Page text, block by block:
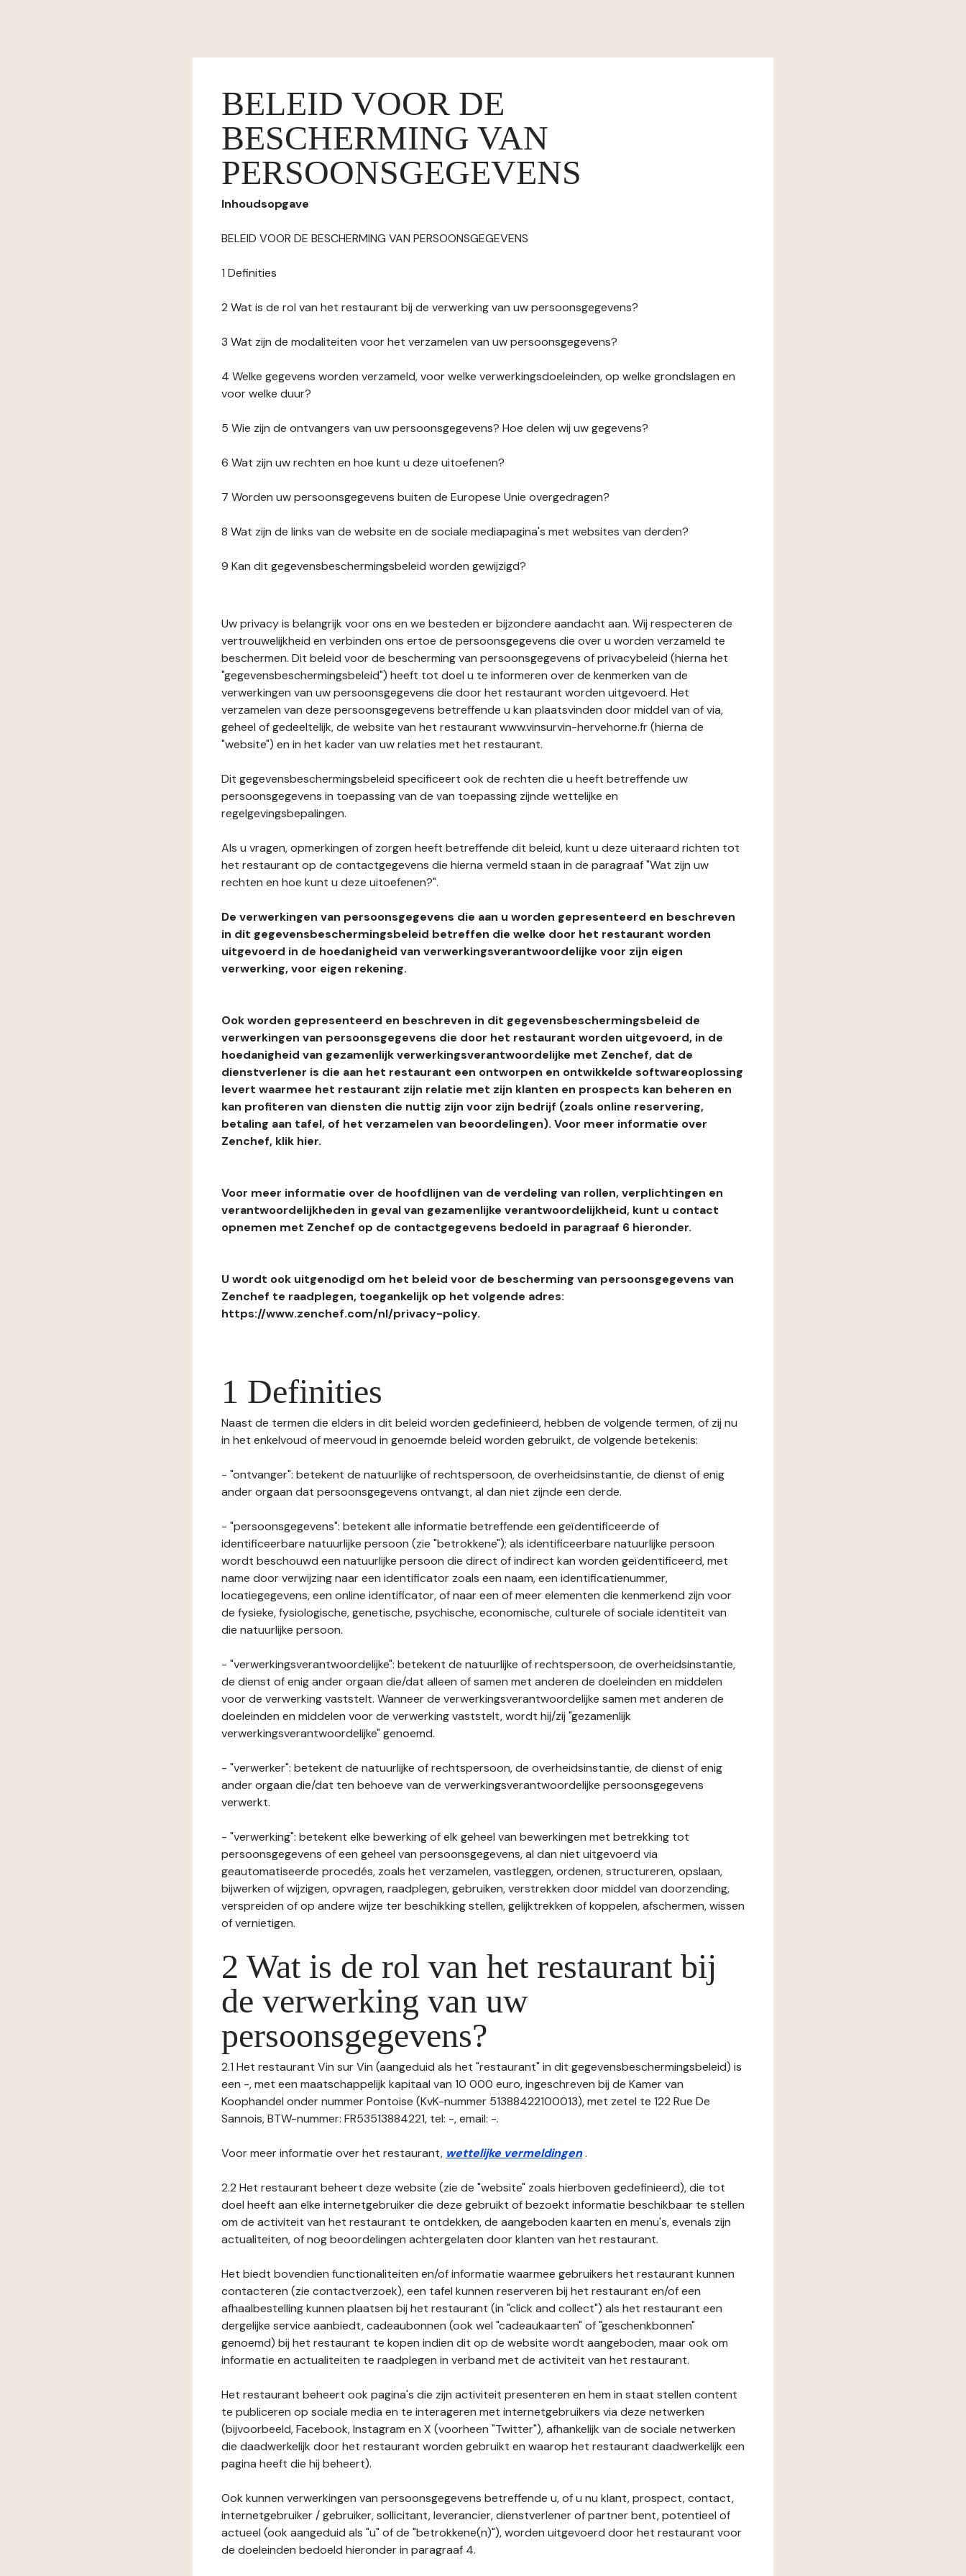
BELEID VOOR DE
BESCHERMING VAN
PERSOONSGEGEVENS
Inhoudsopgave
BELEID VOOR DE BESCHERMING VAN PERSOONSGEGEVENS
1 Definities
2 Wat is de rol van het restaurant bij de verwerking van uw persoonsgegevens?
3 Wat zijn de modaliteiten voor het verzamelen van uw persoonsgegevens?
4 Welke gegevens worden verzameld, voor welke verwerkingsdoeleinden, op welke grondslagen en
voor welke duur?
5 Wie zijn de ontvangers van uw persoonsgegevens? Hoe delen wij uw gegevens?
6 Wat zijn uw rechten en hoe kunt u deze uitoefenen?
7 Worden uw persoonsgegevens buiten de Europese Unie overgedragen?
8 Wat zijn de links van de website en de sociale mediapagina's met websites van derden?
9 Kan dit gegevensbeschermingsbeleid worden gewijzigd?
Uw privacy is belangrijk voor ons en we besteden er bijzondere aandacht aan. Wij respecteren de
vertrouwelijkheid en verbinden ons ertoe de persoonsgegevens die over u worden verzameld te
beschermen. Dit beleid voor de bescherming van persoonsgegevens of privacybeleid (hierna het
"gegevensbeschermingsbeleid") heeft tot doel u te informeren over de kenmerken van de
verwerkingen van uw persoonsgegevens die door het restaurant worden uitgevoerd. Het
verzamelen van deze persoonsgegevens betreffende u kan plaatsvinden door middel van of via,
geheel of gedeeltelijk, de website van het restaurant www.vinsurvin-hervehorne.fr (hierna de
"website") en in het kader van uw relaties met het restaurant.
Dit gegevensbeschermingsbeleid specificeert ook de rechten die u heeft betreffende uw
persoonsgegevens in toepassing van de van toepassing zijnde wettelijke en
regelgevingsbepalingen.
Als u vragen, opmerkingen of zorgen heeft betreffende dit beleid, kunt u deze uiteraard richten tot
het restaurant op de contactgegevens die hierna vermeld staan in de paragraaf "Wat zijn uw
rechten en hoe kunt u deze uitoefenen?".
De verwerkingen van persoonsgegevens die aan u worden gepresenteerd en beschreven
in dit gegevensbeschermingsbeleid betreffen die welke door het restaurant worden
uitgevoerd in de hoedanigheid van verwerkingsverantwoordelijke voor zijn eigen
verwerking, voor eigen rekening.
Ook worden gepresenteerd en beschreven in dit gegevensbeschermingsbeleid de
verwerkingen van persoonsgegevens die door het restaurant worden uitgevoerd, in de
hoedanigheid van gezamenlijk verwerkingsverantwoordelijke met Zenchef, dat de
dienstverlener is die aan het restaurant een ontworpen en ontwikkelde softwareoplossing
levert waarmee het restaurant zijn relatie met zijn klanten en prospects kan beheren en
kan profiteren van diensten die nuttig zijn voor zijn bedrijf (zoals online reservering,
betaling aan tafel, of het verzamelen van beoordelingen). Voor meer informatie over
Zenchef, klik hier.
Voor meer informatie over de hoofdlijnen van de verdeling van rollen, verplichtingen en
verantwoordelijkheden in geval van gezamenlijke verantwoordelijkheid, kunt u contact
opnemen met Zenchef op de contactgegevens bedoeld in paragraaf 6 hieronder.
U wordt ook uitgenodigd om het beleid voor de bescherming van persoonsgegevens van
Zenchef te raadplegen, toegankelijk op het volgende adres:
https://www.zenchef.com/nl/privacy-policy.
1 Definities
Naast de termen die elders in dit beleid worden gedefinieerd, hebben de volgende termen, of zij nu
in het enkelvoud of meervoud in genoemde beleid worden gebruikt, de volgende betekenis:
- "ontvanger": betekent de natuurlijke of rechtspersoon, de overheidsinstantie, de dienst of enig
ander orgaan dat persoonsgegevens ontvangt, al dan niet zijnde een derde.
- "persoonsgegevens": betekent alle informatie betreffende een geïdentificeerde of
identificeerbare natuurlijke persoon (zie "betrokkene"); als identificeerbare natuurlijke persoon
wordt beschouwd een natuurlijke persoon die direct of indirect kan worden geïdentificeerd, met
name door verwijzing naar een identificator zoals een naam, een identificatienummer,
locatiegegevens, een online identificator, of naar een of meer elementen die kenmerkend zijn voor
de fysieke, fysiologische, genetische, psychische, economische, culturele of sociale identiteit van
die natuurlijke persoon.
- "verwerkingsverantwoordelijke": betekent de natuurlijke of rechtspersoon, de overheidsinstantie,
de dienst of enig ander orgaan die/dat alleen of samen met anderen de doeleinden en middelen
voor de verwerking vaststelt. Wanneer de verwerkingsverantwoordelijke samen met anderen de
doeleinden en middelen voor de verwerking vaststelt, wordt hij/zij "gezamenlijk
verwerkingsverantwoordelijke" genoemd.
- "verwerker": betekent de natuurlijke of rechtspersoon, de overheidsinstantie, de dienst of enig
ander orgaan die/dat ten behoeve van de verwerkingsverantwoordelijke persoonsgegevens
verwerkt.
- "verwerking": betekent elke bewerking of elk geheel van bewerkingen met betrekking tot
persoonsgegevens of een geheel van persoonsgegevens, al dan niet uitgevoerd via
geautomatiseerde procedés, zoals het verzamelen, vastleggen, ordenen, structureren, opslaan,
bijwerken of wijzigen, opvragen, raadplegen, gebruiken, verstrekken door middel van doorzending,
verspreiden of op andere wijze ter beschikking stellen, gelijktrekken of koppelen, afschermen, wissen
of vernietigen.
2 Wat is de rol van het restaurant bij
de verwerking van uw
persoonsgegevens?
2.1 Het restaurant Vin sur Vin (aangeduid als het "restaurant" in dit gegevensbeschermingsbeleid) is
een -, met een maatschappelijk kapitaal van 10 000 euro, ingeschreven bij de Kamer van
Koophandel onder nummer Pontoise (KvK-nummer 51388422100013), met zetel te 122 Rue De
Sannois, BTW-nummer: FR53513884221, tel: -, email: -.
Voor meer informatie over het restaurant, wettelijke vermeldingen.
2.2 Het restaurant beheert deze website (zie de "website" zoals hierboven gedefinieerd), die tot
doel heeft aan elke internetgebruiker die deze gebruikt of bezoekt informatie beschikbaar te stellen
om de activiteit van het restaurant te ontdekken, de aangeboden kaarten en menu's, evenals zijn
actualiteiten, of nog beoordelingen achtergelaten door klanten van het restaurant.
Het biedt bovendien functionaliteiten en/of informatie waarmee gebruikers het restaurant kunnen
contacteren (zie contactverzoek), een tafel kunnen reserveren bij het restaurant en/of een
afhaalbestelling kunnen plaatsen bij het restaurant (in "click and collect") als het restaurant een
dergelijke service aanbiedt, cadeaubonnen (ook wel "cadeaukaarten" of "geschenkbonnen"
genoemd) bij het restaurant te kopen indien dit op de website wordt aangeboden, maar ook om
informatie en actualiteiten te raadplegen in verband met de activiteit van het restaurant.
Het restaurant beheert ook pagina's die zijn activiteit presenteren en hem in staat stellen content
te publiceren op sociale media en te interageren met internetgebruikers via deze netwerken
(bijvoorbeeld, Facebook, Instagram en X (voorheen "Twitter"), afhankelijk van de sociale netwerken
die daadwerkelijk door het restaurant worden gebruikt en waarop het restaurant daadwerkelijk een
pagina heeft die hij beheert).
Ook kunnen verwerkingen van persoonsgegevens betreffende u, of u nu klant, prospect, contact,
internetgebruiker / gebruiker, sollicitant, leverancier, dienstverlener of partner bent, potentieel of
actueel (ook aangeduid als "u" of de "betrokkene(n)"), worden uitgevoerd door het restaurant voor
de doeleinden bedoeld hieronder in paragraaf 4.